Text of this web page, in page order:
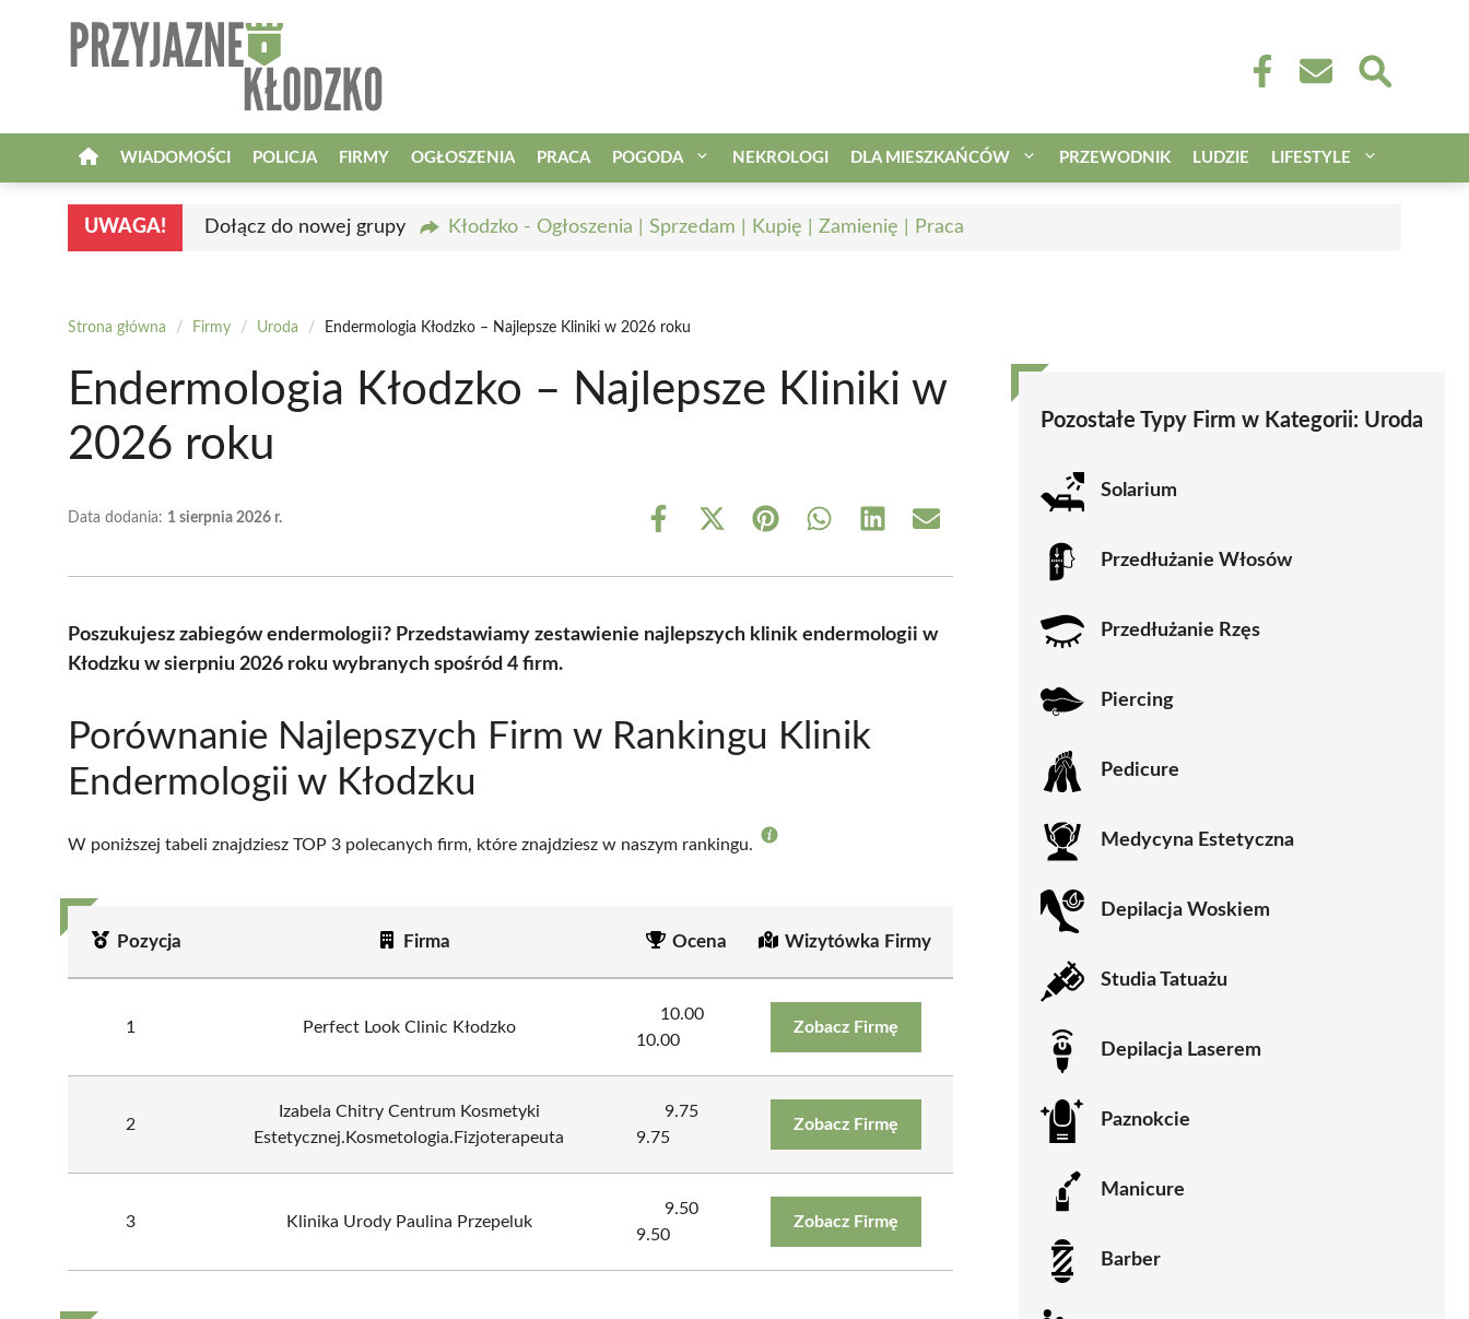
WIADOMOŚCI POLICJA FIRMY OGŁOSZENIA PRACA POGODA NEKROLOGI DLA MIESZKAŃCÓW PRZEWODNIK LUDZIE LIFESTYLE
UWAGA! Dołącz do nowej grupy Kłodzko - Ogłoszenia | Sprzedam | Kupię | Zamienię | Praca
Strona główna / Firmy / Uroda / Endermologia Kłodzko – Najlepsze Kliniki w 2026 roku
Endermologia Kłodzko – Najlepsze Kliniki w
2026 roku
Data dodania: 1 sierpnia 2026 r.
Share
Share
(Twitter)
Share Share Share Share
Poszukujesz zabiegów endermologii? Przedstawiamy zestawienie najlepszych klinik endermologii w
Kłodzku w sierpniu 2026 roku wybranych spośród 4 firm.
Porównanie Najlepszych Firm w Rankingu Klinik
Endermologii w Kłodzku
W poniższej tabeli znajdziesz TOP 3 polecanych firm, które znajdziesz w naszym rankingu.
Pozycja Firma Ocena Wizytówka Firmy
1 Perfect Look Clinic Kłodzko
10.00
10.00
Zobacz Firmę
2
Izabela Chitry Centrum Kosmetyki
Estetycznej.Kosmetologia.Fizjoterapeuta
9.75
9.75
Zobacz Firmę
3 Klinika Urody Paulina Przepeluk
9.50
9.50
Zobacz Firmę
Pozostałe Typy Firm w Kategorii: Uroda
Solarium
Przedłużanie Włosów
Przedłużanie Rzęs
Piercing
Pedicure
Medycyna Estetyczna
Depilacja Woskiem
Studia Tatuażu
Depilacja Laserem
Paznokcie
Manicure
Barber